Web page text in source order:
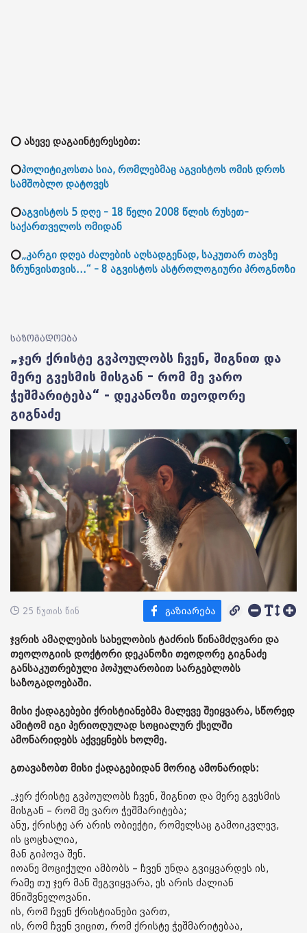
⭕ ასევე დაგაინტერესებთ:
⭕პოლიტიკოსთა სია, რომლებმაც აგვისტოს ომის დროს
სამშობლო დატოვეს
⭕აგვისტოს 5 დღე - 18 წელი 2008 წლის რუსეთ-
საქართველოს ომიდან
⭕„კარგი დღეა ძალების აღსადგენად, საკუთარ თავზე
ზრუნვისთვის...“ - 8 აგვისტოს ასტროლოგიური პროგნოზი
საზოგადოება
„ჯერ ქრისტე გვპოულობს ჩვენ, შიგნით და
მერე გვესმის მისგან – რომ მე ვარო
ჭეშმარიტება“ - დეკანოზი თეოდორე
გიგნაძე
25 წუთის წინ
ჯვრის ამაღლების სახელობის ტაძრის წინამძღვარი და
თეოლოგიის დოქტორი დეკანოზი თეოდორე გიგნაძე
განსაკუთრებული პოპულარობით სარგებლობს
საზოგადოებაში.
მისი ქადაგებები ქრისტიანებმა მალევე შეიყვარა, სწორედ
ამიტომ იგი პერიოდულად სოციალურ ქსელში
ამონარიდებს აქვეყნებს ხოლმე.
გთავაზობთ მისი ქადაგებიდან მორიგ ამონარიდს:
„ჯერ ქრისტე გვპოულობს ჩვენ, შიგნით და მერე გვესმის
მისგან – რომ მე ვარო ჭეშმარიტება;
ანუ, ქრისტე არ არის ობიექტი, რომელსაც გამოიკვლევ,
ის ცოცხალია,
მან გიპოვა შენ.
იოანე მოციქული ამბობს – ჩვენ უნდა გვიყვარდეს ის,
რამე თუ ჯერ მან შეგვიყვარა, ეს არის ძალიან
მნიშვნელოვანი.
ის, რომ ჩვენ ქრისტიანები ვართ,
ის, რომ ჩვენ ვიცით, რომ ქრისტე ჭეშმარიტებაა,